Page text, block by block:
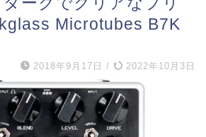
Microtubes B7K
2018年9月17日 / 2022年10月3日